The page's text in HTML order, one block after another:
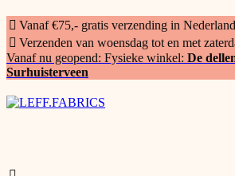
Vanaf €75,- gratis verzending in Nederland
Verzenden van woensdag tot en met
Vanaf nu geopend: Fysieke winkel: De
Surhuisterveen